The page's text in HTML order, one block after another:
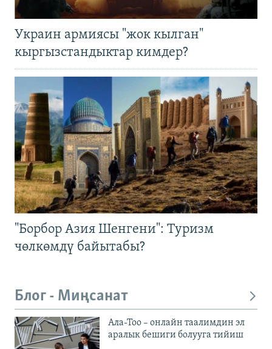
Украин армиясы "жок кылган"
кыргызстандыктар кимдер?
"Борбор Азия Шенгени": Туризм
чөлкөмдү байытабы?
Блог - Миңсанат
Ала-Тоо – онлайн таалимдин эл
аралык бешиги болууга тийиш